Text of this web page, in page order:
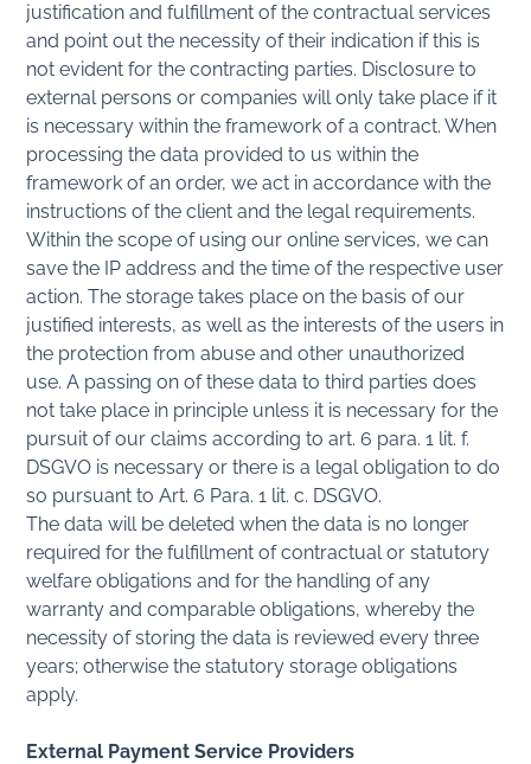
justification and fulfillment of the contractual services
and point out the necessity of their indication if this is
not evident for the contracting parties. Disclosure to
external persons or companies will only take place if it
is necessary within the framework of a contract. When
processing the data provided to us within the
framework of an order, we act in accordance with the
instructions of the client and the legal requirements.
Within the scope of using our online services, we can
save the IP address and the time of the respective user
action. The storage takes place on the basis of our
justified interests, as well as the interests of the users in
the protection from abuse and other unauthorized
use. A passing on of these data to third parties does
not take place in principle unless it is necessary for the
pursuit of our claims according to art. 6 para. 1 lit. f.
DSGVO is necessary or there is a legal obligation to do
so pursuant to Art. 6 Para. 1 lit. c. DSGVO.
The data will be deleted when the data is no longer
required for the fulfillment of contractual or statutory
welfare obligations and for the handling of any
warranty and comparable obligations, whereby the
necessity of storing the data is reviewed every three
years; otherwise the statutory storage obligations
apply.
External Payment Service Providers